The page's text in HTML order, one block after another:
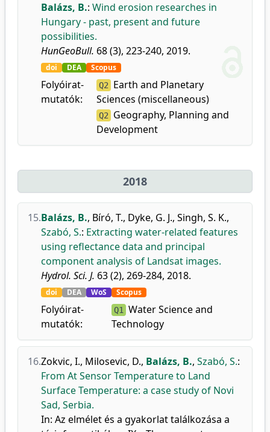
Balázs, B.: Wind erosion researches in
Hungary - past, present and future
possibilities.
HunGeoBull. 68 (3), 223-240, 2019.
doi DEA Scopus
Folyóirat-
mutatók:
Q2 Earth and Planetary
Sciences (miscellaneous)
Q2 Geography, Planning and
Development
2018
15.Balázs, B., Bíró, T., Dyke, G. J., Singh, S. K.,
Szabó, S.: Extracting water-related features
using reflectance data and principal
component analysis of Landsat images.
Hydrol. Sci. J. 63 (2), 269-284, 2018.
doi DEA WoS Scopus
Folyóirat-
mutatók:
Q1
Water Science and
Technology
16.Zokvic, I., Milosevic, D., Balázs, B., Szabó, S.:
From At Sensor Temperature to Land
Surface Temperature: a case study of Novi
Sad, Serbia.
In: Az elmélet és a gyakorlat találkozása a